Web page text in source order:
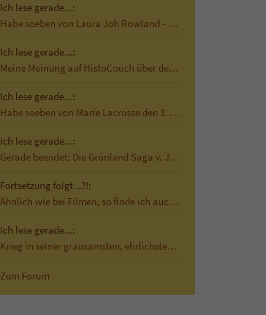
Ich lese gerade...:
Habe soeben von Laura Joh Rowland - Der…
Ich lese gerade...:
Meine Meinung auf HistoCouch über den historischen…
Ich lese gerade...:
Habe soeben von Marie Lacrosse den 1. Band von Das…
Ich lese gerade...:
Gerade beendet: Die Grönland Saga v. Jane Smiley …
Fortsetzung folgt...?!:
Ähnlich wie bei Filmen, so finde ich auch bei…
Ich lese gerade...:
Krieg in seiner grausamsten, ehrlichsten Form Mit…
Zum Forum